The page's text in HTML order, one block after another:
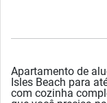
Apartamento de
Isles Beach para
com cozinha